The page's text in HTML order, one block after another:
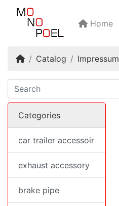
Home
HomeCatalog Impressum
Categories
car trailer accessoir
exhaust accessory
brake pipe